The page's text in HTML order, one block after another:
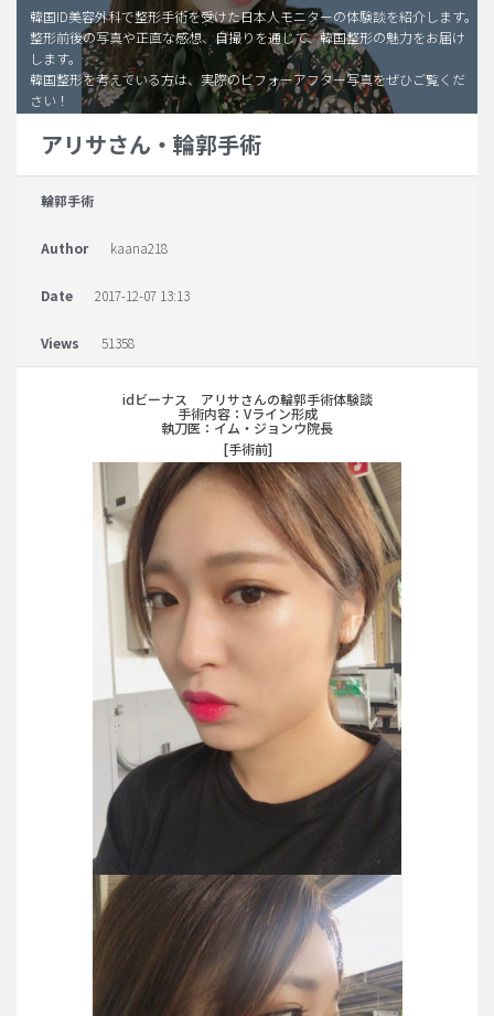
豊胸手術・バストアップ
プチ整形
脂肪吸引 (大容量)
idニュース
病院紹介
ご相談のお問い合わせ
韓国ID美容外科で整形手術を受けた日本人モニターの体験談を紹介します。
整形前後の写真や正直な感想、自撮りを通じて、韓国整形の魅力をお届け
します。
韓国整形を考えている方は、実際のビフォーアフター写真をぜひご覧くだ
さい！
アリサさん・輪郭手術
輪郭手術
Author kaana218
Date 2017-12-07 13:13
Views 51358
idビーナス アリサさんの輪郭手術体験談
手術内容：Vライン形成
執刀医：イム・ジョンウ院長
[手術前]